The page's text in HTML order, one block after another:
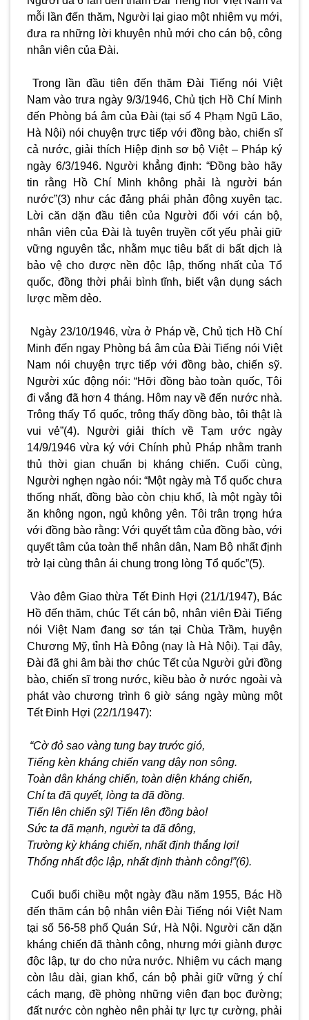
mỗi lần đến thăm, Người lại giao một nhiệm vụ mới,
đưa ra những lời khuyên nhủ mới cho cán bộ, công
nhân viên của Đài.
Trong lần đầu tiên đến thăm Đài Tiếng nói Việt
Nam vào trưa ngày 9/3/1946, Chủ tịch Hồ Chí Minh
đến Phòng bá âm của Đài (tại số 4 Phạm Ngũ Lão,
Hà Nội) nói chuyện trực tiếp với đồng bào, chiến sĩ
cả nước, giải thích Hiệp định sơ bộ Việt – Pháp ký
ngày 6/3/1946. Người khẳng định: “Đồng bào hãy
tin rằng Hồ Chí Minh không phải là người bán
nước”(3) như các đảng phái phản động xuyên tạc.
Lời căn dặn đầu tiên của Người đối với cán bộ,
nhân viên của Đài là tuyên truyền cốt yếu phải giữ
vững nguyên tắc, nhằm mục tiêu bất di bất dịch là
bảo vệ cho được nền độc lập, thống nhất của Tổ
quốc, đồng thời phải bình tĩnh, biết vận dụng sách
lược mềm dẻo.
Ngày 23/10/1946, vừa ở Pháp về, Chủ tịch Hồ Chí
Minh đến ngay Phòng bá âm của Đài Tiếng nói Việt
Nam nói chuyện trực tiếp với đồng bào, chiến sỹ.
Người xúc động nói: “Hỡi đồng bào toàn quốc, Tôi
đi vắng đã hơn 4 tháng. Hôm nay về đến nước nhà.
Trông thấy Tổ quốc, trông thấy đồng bào, tôi thật là
vui vẻ”(4). Người giải thích về Tạm ước ngày
14/9/1946 vừa ký với Chính phủ Pháp nhằm tranh
thủ thời gian chuẩn bị kháng chiến. Cuối cùng,
Người nghẹn ngào nói: “Một ngày mà Tổ quốc chưa
thống nhất, đồng bào còn chịu khổ, là một ngày tôi
ăn không ngon, ngủ không yên. Tôi trân trọng hứa
với đồng bào rằng: Với quyết tâm của đồng bào, với
quyết tâm của toàn thể nhân dân, Nam Bộ nhất định
trở lại cùng thân ái chung trong lòng Tổ quốc”(5).
Vào đêm Giao thừa Tết Đinh Hợi (21/1/1947), Bác
Hồ đến thăm, chúc Tết cán bộ, nhân viên Đài Tiếng
nói Việt Nam đang sơ tán tại Chùa Trầm, huyện
Chương Mỹ, tỉnh Hà Đông (nay là Hà Nội). Tại đây,
Đài đã ghi âm bài thơ chúc Tết của Người gửi đồng
bào, chiến sĩ trong nước, kiều bào ở nước ngoài và
phát vào chương trình 6 giờ sáng ngày mùng một
Tết Đinh Hợi (22/1/1947):
“Cờ đỏ sao vàng tung bay trước gió,
Tiếng kèn kháng chiến vang dậy non sông.
Toàn dân kháng chiến, toàn diện kháng chiến,
Chí ta đã quyết, lòng ta đã đồng.
Tiến lên chiến sỹ! Tiến lên đồng bào!
Sức ta đã mạnh, người ta đã đông,
Trường kỳ kháng chiến, nhất định thắng lợi!
Thống nhất độc lập, nhất định thành công!”(6).
Cuối buổi chiều một ngày đầu năm 1955, Bác Hồ
đến thăm cán bộ nhân viên Đài Tiếng nói Việt Nam
tại số 56-58 phố Quán Sứ, Hà Nội. Người căn dặn
kháng chiến đã thành công, nhưng mới giành được
độc lập, tự do cho nửa nước. Nhiệm vụ cách mạng
còn lâu dài, gian khổ, cán bộ phải giữ vững ý chí
cách mạng, đề phòng những viên đạn bọc đường;
đất nước còn nghèo nên phải tự lực tự cường, phải